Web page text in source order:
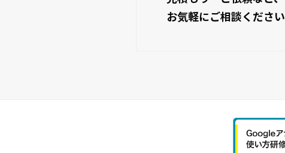
お気軽にご相談ください